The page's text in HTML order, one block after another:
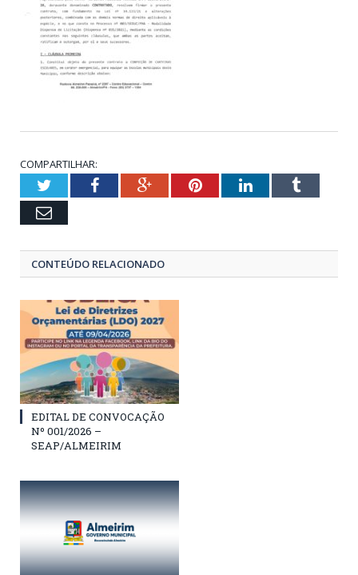
COMPARTILHAR:
TwitterFacebookGoogle+PinterestLinkedInTumblr
Email
CONTEÚDO RELACIONADO
EDITAL DE CONVOCAÇÃO
Nº 001/2026 –
SEAP/ALMEIRIM